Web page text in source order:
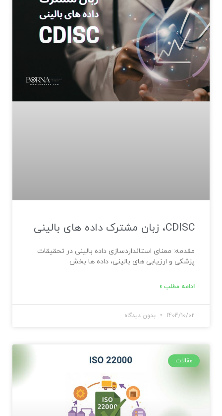
CDISC، زبان مشترک داده های بالینی
مقدمه: معنای استانداردسازی داده‌ بالینی در تحقیقات
پزشکی و ارزیابی های بالینی، داده ‌ها بخش
ادامه مطلب »
1404/10/02 بدون دیدگاه
مقالات